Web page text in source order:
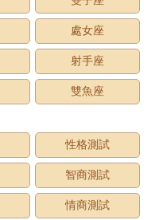
處女座
射手座
雙魚座
性格測試
智商測試
情商測試